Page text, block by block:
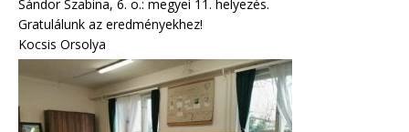
Sándor Szabina, 6. o.: megyei 11. helyezés.
Gratulálunk az eredményekhez!
Kocsis Orsolya